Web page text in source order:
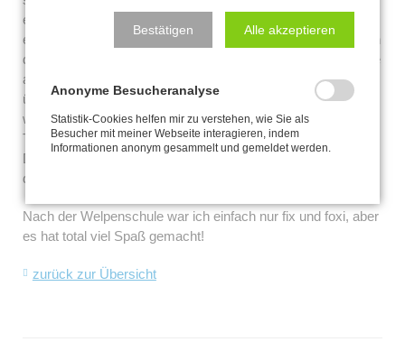
ein bisschen älter (ca. 4 Monate) und 3 Golden Retriever die
etwas älter sind als ich. Also ich bin die jüngste und auch von
den Rassen die Kleinste. Am Anfang der Spielstunde sind sie
alle "auf mich losgegangen", ich hab mich irgendwie
überhaupt nicht ausgekannt, was die eigentlich von mir
wollen. Aber gegen Ende der Stunde, da hab ich sie alle auf
Trab gehalten und ich hab sie durch die Spielwiese gejagt.
Das hat mir Spaß gemacht, vor allem das Alle von mir
davonlaufen, obwohl ich doch die Kleinste bin *froi*.
Nach der Welpenschule war ich einfach nur fix und foxi, aber
es hat total viel Spaß gemacht!
zurück zur Übersicht
Bestätigen Alle akzeptieren
Anonyme Besucheranalyse
Statistik-Cookies helfen mir zu verstehen, wie Sie als
Besucher mit meiner Webseite interagieren, indem
Informationen anonym gesammelt und gemeldet werden.